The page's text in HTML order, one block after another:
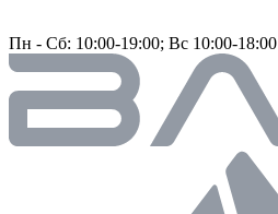
Пн - Сб: 10:00-19:00; Вс 10:00-18:00